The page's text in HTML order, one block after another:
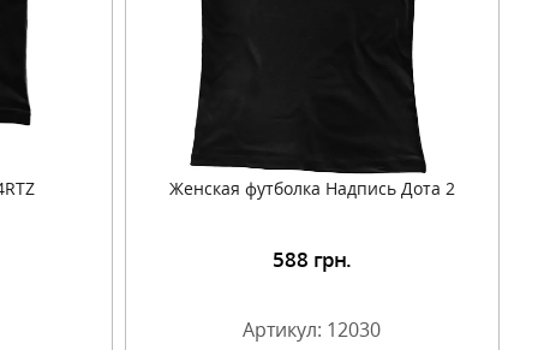
Женская футболка Надпись Дота 2
588 грн.
Артикул: 12030